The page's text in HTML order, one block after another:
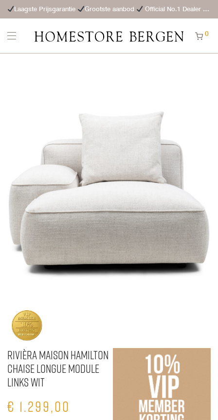
Laagste Prijsgarantie Grootste aanbod Official No.1 Dealer
0
Rivièra Maison Hamilton
chaise longue module
Links Wit
€ 1.299,00